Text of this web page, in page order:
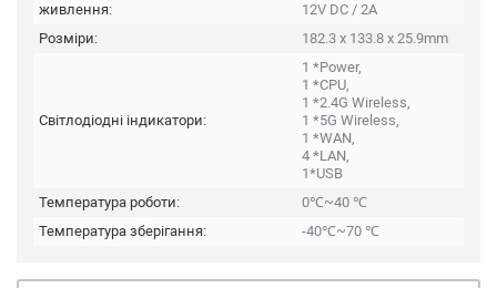
живлення:
12V DC / 2A
Розміри:
182.3 x 133.8 x 25.9mm
Світлодіодні індикатори:
1 *Power,
1 *CPU,
1 *2.4G Wireless,
1 *5G Wireless,
1 *WAN,
4 *LAN,
1*USB
Температура роботи:
0℃~40 ℃
Температура зберігання:
-40℃~70 ℃